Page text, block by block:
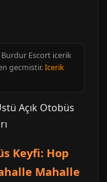
Burdur Escort icerik
gecmistir.Icerik
Keyfi: Hop
Mahalle